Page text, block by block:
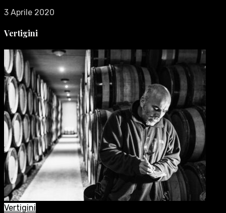
3 Aprile 2020
Vertigini
Vertigini